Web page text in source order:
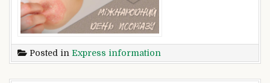
Posted in Express information